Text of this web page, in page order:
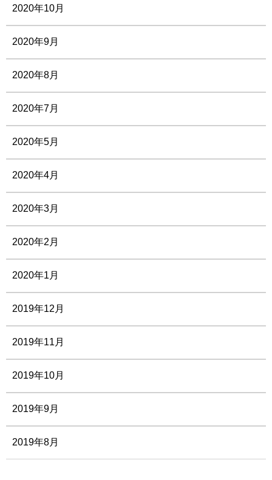
2020年10月
2020年9月
2020年8月
2020年7月
2020年5月
2020年4月
2020年3月
2020年2月
2020年1月
2019年12月
2019年11月
2019年10月
2019年9月
2019年8月